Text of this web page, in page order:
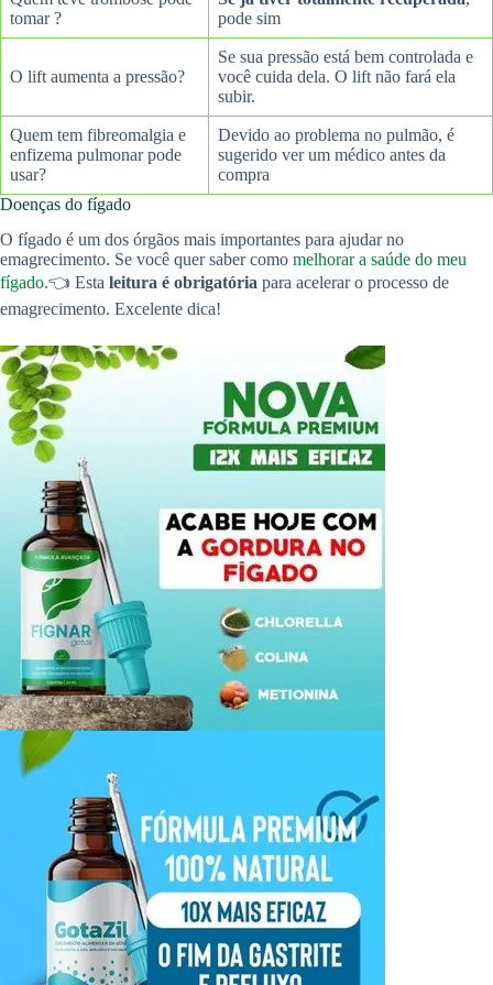
tomar ?
pode sim
O lift aumenta a pressão?
Se sua pressão está bem controlada e
você cuida dela. O lift não fará ela
subir.
Quem tem fibreomalgia e
enfizema pulmonar pode
usar?
Devido ao problema no pulmão, é
sugerido ver um médico antes da
compra
Doenças do fígado
O fígado é um dos órgãos mais importantes para ajudar no
emagrecimento. Se você quer saber como melhorar a saúde do meu
fígado.👈 Esta leitura é obrigatória para acelerar o processo de
emagrecimento. Excelente dica!